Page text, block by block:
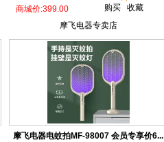
购买
收藏
商城价:399.00
摩飞电器专卖店
摩飞电器电蚊拍MF-98007 会员专享价6...